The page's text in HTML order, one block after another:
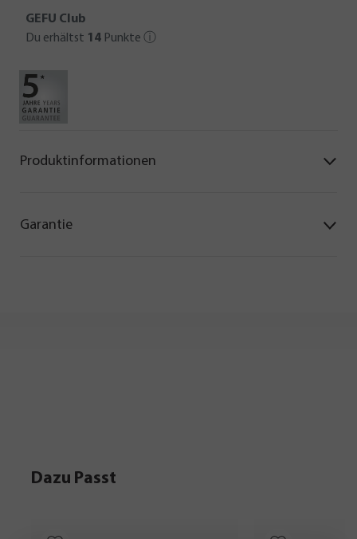
GEFU Club
Du erhältst 14 Punkte ⓘ
Produktinformationen
Garantie
Dazu Passt